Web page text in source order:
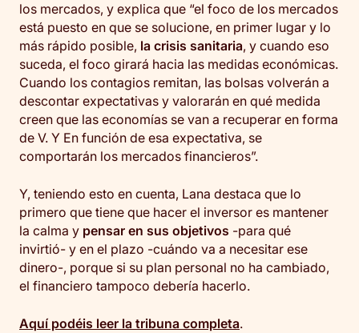
los mercados, y explica que “el foco de los mercados
está puesto en que se solucione, en primer lugar y lo
más rápido posible, la crisis sanitaria, y cuando eso
suceda, el foco girará hacia las medidas económicas.
Cuando los contagios remitan, las bolsas volverán a
descontar expectativas y valorarán en qué medida
creen que las economías se van a recuperar en forma
de V. Y En función de esa expectativa, se
comportarán los mercados financieros”.
Y, teniendo esto en cuenta, Lana destaca que lo
primero que tiene que hacer el inversor es mantener
la calma y pensar en sus objetivos -para qué
invirtió- y en el plazo -cuándo va a necesitar ese
dinero-, porque si su plan personal no ha cambiado,
el financiero tampoco debería hacerlo.
Aquí podéis leer la tribuna completa.